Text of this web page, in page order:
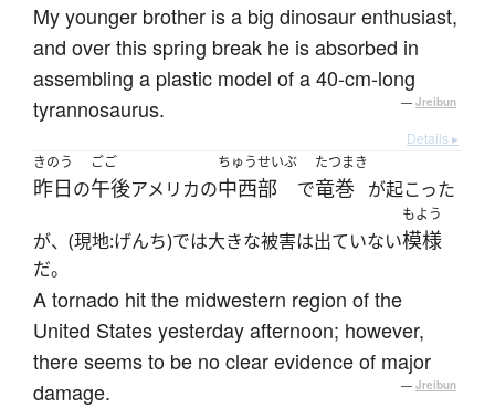
My younger brother is a big dinosaur enthusiast,
and over this spring break he is absorbed in
assembling a plastic model of a 40-cm-long
tyrannosaurus.
— Jreibun
Details ▸
きのう
昨日の
ごご
午後アメリカの
ちゅうせいぶ
中西部 で
たつまき
竜巻 が起こった
が、(現地:げんち)では大きな被害は出ていない
もよう
模様
だ。
A tornado hit the midwestern region of the
United States yesterday afternoon; however,
there seems to be no clear evidence of major
damage.
— Jreibun